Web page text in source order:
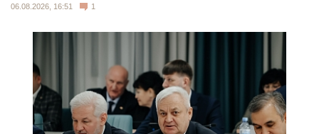
06.08.2026, 16:51 1